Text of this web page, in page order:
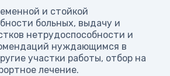
и стойкой
больных, выдачу и
нетрудоспособности и
нуждающимся в
участки работы, отбор на
лечение.